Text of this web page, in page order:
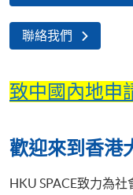
聯絡我們
致中國內地申
歡迎來到香港
HKU SPACE致力為